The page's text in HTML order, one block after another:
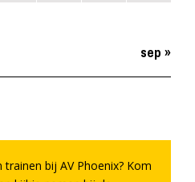
sep »
bij AV Phoenix? Kom